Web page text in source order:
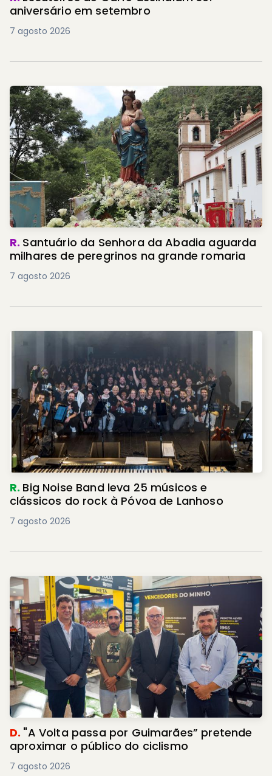
aniversário em setembro
7 agosto 2026
R. Santuário da Senhora da Abadia aguarda
milhares de peregrinos na grande romaria
7 agosto 2026
R. Big Noise Band leva 25 músicos e
clássicos do rock à Póvoa de Lanhoso
7 agosto 2026
D. "A Volta passa por Guimarães” pretende
aproximar o público do ciclismo
7 agosto 2026